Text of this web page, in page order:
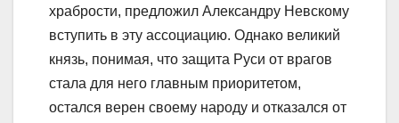
храбрости, предложил Александру Невскому
вступить в эту ассоциацию. Однако великий
князь, понимая, что защита Руси от врагов
стала для него главным приоритетом,
остался верен своему народу и отказался от